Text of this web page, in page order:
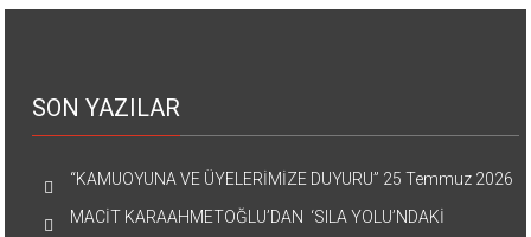
SON YAZILAR
“KAMUOYUNA VE ÜYELERİMİZE DUYURU” 25 Temmuz 2026
MACİT KARAAHMETOĞLU’DAN ‘SILA YOLU’NDAKİ